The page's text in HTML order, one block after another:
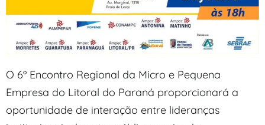
O 6º Encontro Regional da Micro e Pequena
Empresa do Litoral do Paraná proporcionará a
oportunidade de interação entre lideranças